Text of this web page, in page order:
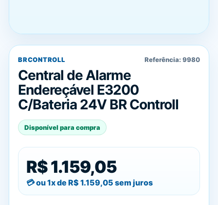
BRCONTROLL Referência: 9980
Central de Alarme
Endereçável E3200
C/Bateria 24V BR Controll
Disponível para compra
R$ 1.159,05
ou 1x de R$ 1.159,05 sem juros